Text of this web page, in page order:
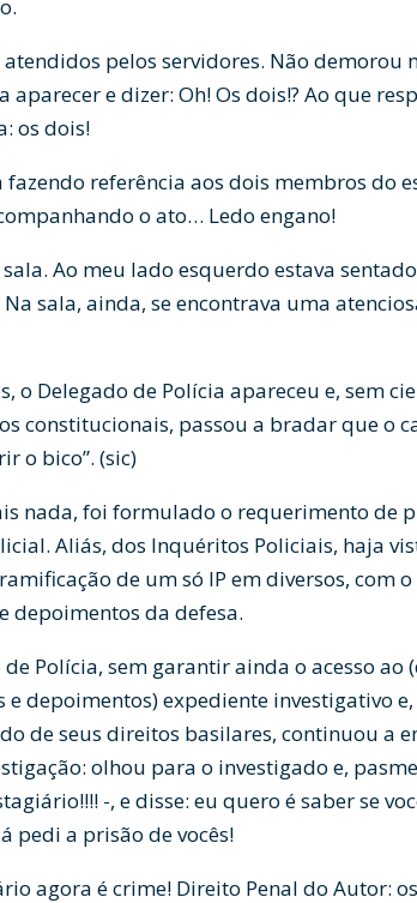
pelos servidores. Não demorou
aparecer e dizer: Oh! Os dois!? Ao que
os dois!
fazendo referência aos dois membros do
o ato… Ledo engano!
Ao meu lado esquerdo estava
sala, ainda, se encontrava uma
o Delegado de Polícia apareceu e, sem
constitucionais, passou a bradar que o
o bico”. (sic)
nada, foi formulado o requerimento de
Aliás, dos Inquéritos Policiais, haja
de um só IP em diversos, com
depoimentos da defesa.
Polícia, sem garantir ainda o acesso ao
depoimentos) expediente investigativo
de seus direitos basilares, continuou a
olhou para o investigado e,
-, e disse: eu quero é saber se
pedi a prisão de vocês!
agora é crime! Direito Penal do Autor: